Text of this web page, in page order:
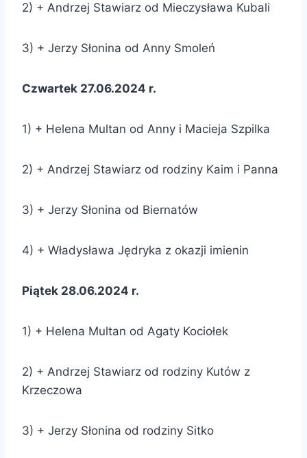
2) + Andrzej Stawiarz od Mieczysława Kubali
3) + Jerzy Słonina od Anny Smoleń
Czwartek 27.06.2024 r.
1) + Helena Multan od Anny i Macieja Szpilka
2) + Andrzej Stawiarz od rodziny Kaim i Panna
3) + Jerzy Słonina od Biernatów
4) + Władysława Jędryka z okazji imienin
Piątek 28.06.2024 r.
1) + Helena Multan od Agaty Kociołek
2) + Andrzej Stawiarz od rodziny Kutów z
Krzeczowa
3) + Jerzy Słonina od rodziny Sitko